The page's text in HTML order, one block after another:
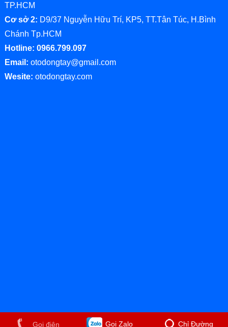
TP.HCM
Cơ sở 2: D9/37 Nguyễn Hữu Trí, KP5, TT.Tân Túc, H.Bình
Chánh Tp.HCM
Hotline: 0966.799.097
Email: otodongtay@gmail.com
Wesite: otodongtay.com
Gọi điện Gọi Zalo Chỉ Đường